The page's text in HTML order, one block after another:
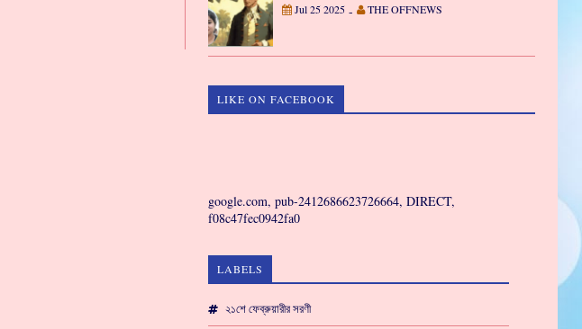
Jul 25 2025 - THE OFFNEWS
LIKE ON FACEBOOK
google.com, pub-2412686623726664, DIRECT,
f08c47fec0942fa0
LABELS
২১শে ফেব্রুয়ারীর সরণী